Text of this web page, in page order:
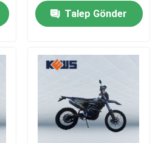
Talep Gönder